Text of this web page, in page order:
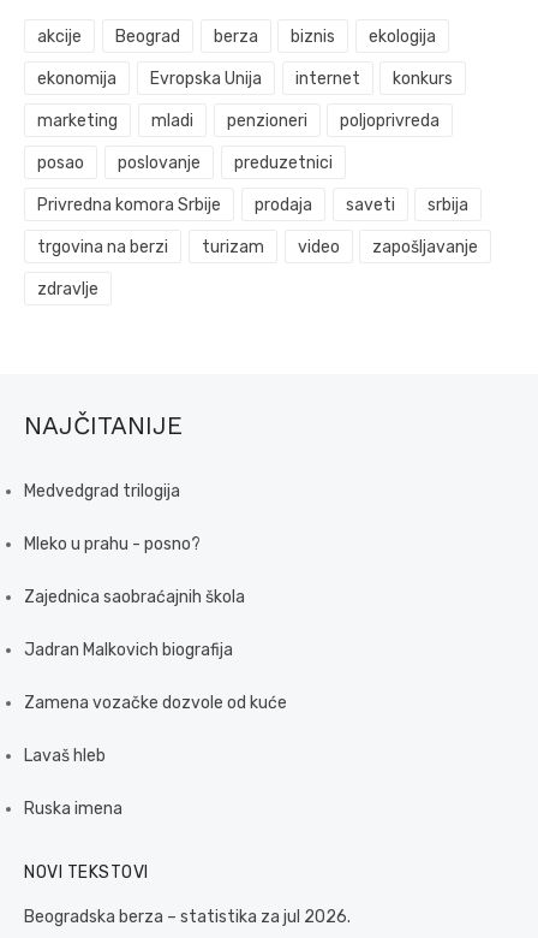
akcije Beograd berza biznis ekologija
ekonomija Evropska Unija internet konkurs
marketing mladi penzioneri poljoprivreda
posao poslovanje preduzetnici
Privredna komora Srbije prodaja saveti srbija
trgovina na berzi turizam video zapošljavanje
zdravlje
NAJČITANIJE
Medvedgrad trilogija
Mleko u prahu - posno?
Zajednica saobraćajnih škola
Jadran Malkovich biografija
Zamena vozačke dozvole od kuće
Lavaš hleb
Ruska imena
NOVI TEKSTOVI
Beogradska berza – statistika za jul 2026.